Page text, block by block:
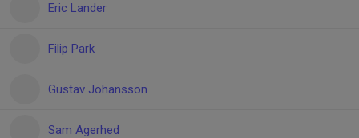
Eric Lander
Filip Park
Gustav Johansson
Sam Agerhed